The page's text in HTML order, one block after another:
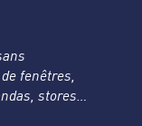
fenêtres,
stores…